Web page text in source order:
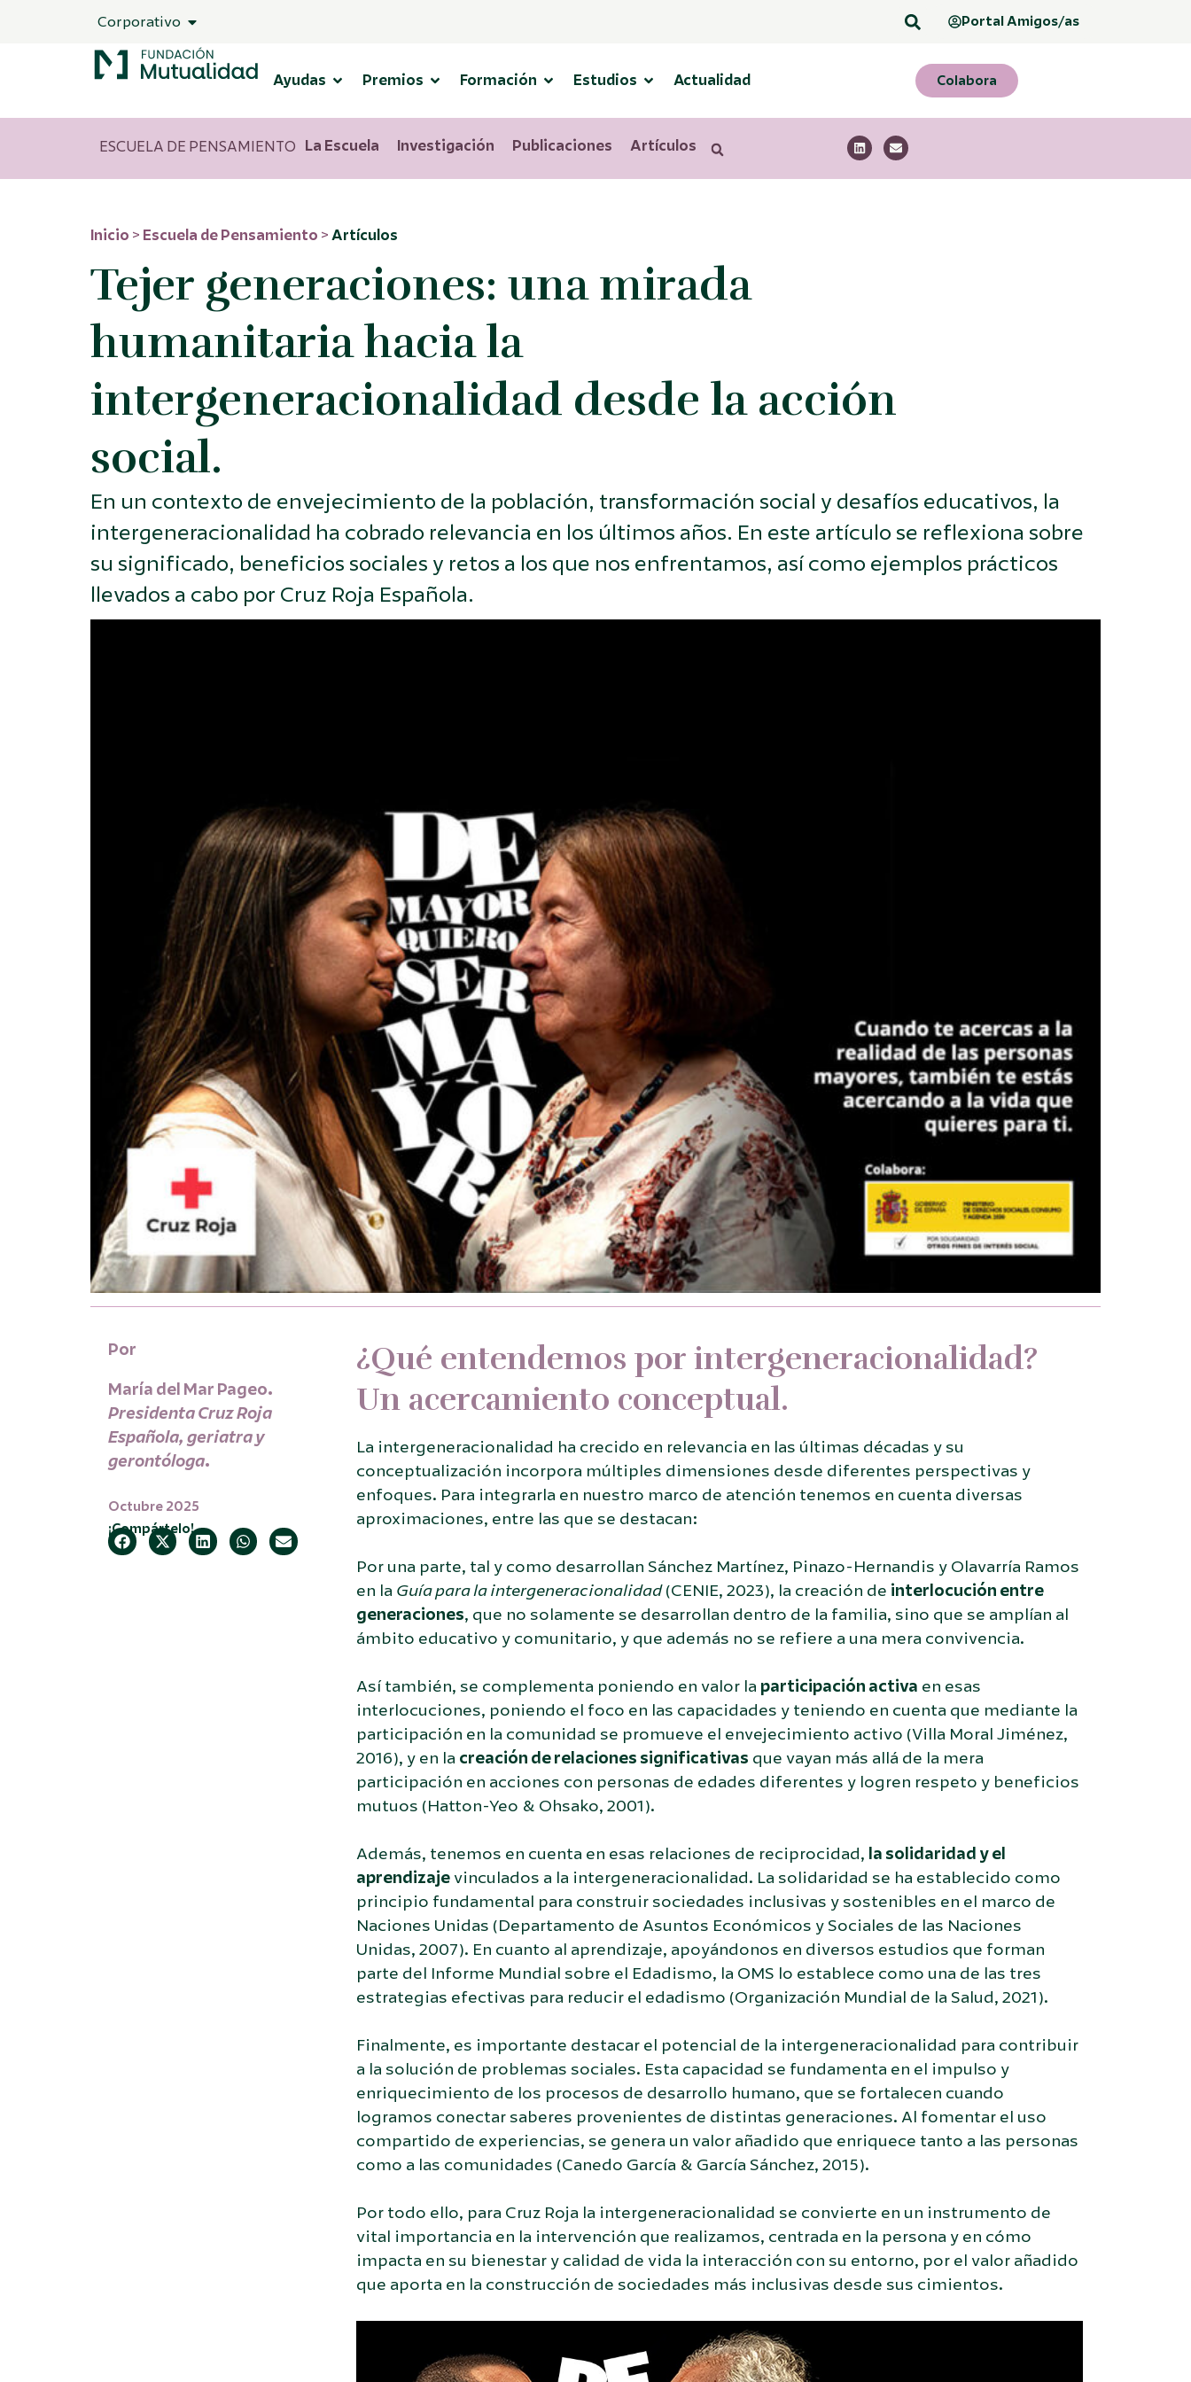
Corporativo Portal Amigos/as
Ayudas Premios Formación Estudios Actualidad Colabora
ESCUELA DE PENSAMIENTO La Escuela Investigación Publicaciones Artículos
Inicio > Escuela de Pensamiento >Artículos
Tejer generaciones: una mirada
humanitaria hacia la
intergeneracionalidad desde la acción
social.
En un contexto de envejecimiento de la población, transformación social y desafíos educativos, la
intergeneracionalidad ha cobrado relevancia en los últimos años. En este artículo se reflexiona sobre
su significado, beneficios sociales y retos a los que nos enfrentamos, así como ejemplos prácticos
llevados a cabo por Cruz Roja Española.
Por
María del Mar Pageo.
Presidenta Cruz Roja
Española, geriatra y
gerontóloga.
Octubre 2025
¡Compártelo!
¿Qué entendemos por intergeneracionalidad?
Un acercamiento conceptual.
La intergeneracionalidad ha crecido en relevancia en las últimas décadas y su
conceptualización incorpora múltiples dimensiones desde diferentes perspectivas y
enfoques. Para integrarla en nuestro marco de atención tenemos en cuenta diversas
aproximaciones, entre las que se destacan:
Por una parte, tal y como desarrollan Sánchez Martínez, Pinazo-Hernandis y Olavarría Ramos
en la Guía para la intergeneracionalidad(CENIE, 2023), la creación de interlocución entre
generaciones, que no solamente se desarrollan dentro de la familia, sino que se amplían al
ámbito educativo y comunitario, y que además no se refiere a una mera convivencia.
Así también, se complementa poniendo en valor la participación activa en esas
interlocuciones, poniendo el foco en las capacidades y teniendo en cuenta que mediante la
participación en la comunidad se promueve el envejecimiento activo (Villa Moral Jiménez,
2016), y en la creación de relaciones significativas que vayan más allá de la mera
participación en acciones con personas de edades diferentes y logren respeto y beneficios
mutuos (Hatton-Yeo & Ohsako, 2001).
Además, tenemos en cuenta en esas relaciones de reciprocidad, la solidaridad y el
aprendizaje vinculados a la intergeneracionalidad. La solidaridad se ha establecido como
principio fundamental para construir sociedades inclusivas y sostenibles en el marco de
Naciones Unidas (Departamento de Asuntos Económicos y Sociales de las Naciones
Unidas, 2007). En cuanto al aprendizaje, apoyándonos en diversos estudios que forman
parte del Informe Mundial sobre el Edadismo, la OMS lo establece como una de las tres
estrategias efectivas para reducir el edadismo (Organización Mundial de la Salud, 2021).
Finalmente, es importante destacar el potencial de la intergeneracionalidad para contribuir
a la solución de problemas sociales. Esta capacidad se fundamenta en el impulso y
enriquecimiento de los procesos de desarrollo humano, que se fortalecen cuando
logramos conectar saberes provenientes de distintas generaciones. Al fomentar el uso
compartido de experiencias, se genera un valor añadido que enriquece tanto a las personas
como a las comunidades (Canedo García & García Sánchez, 2015).
Por todo ello, para Cruz Roja la intergeneracionalidad se convierte en un instrumento de
vital importancia en la intervención que realizamos, centrada en la persona y en cómo
impacta en su bienestar y calidad de vida la interacción con su entorno, por el valor añadido
que aporta en la construcción de sociedades más inclusivas desde sus cimientos.